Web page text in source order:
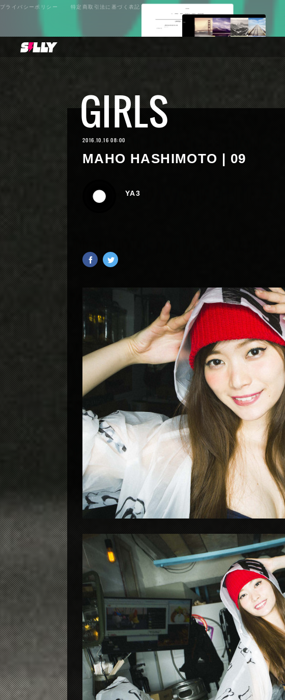
GIRLS
2016.10.16 08:00
MAHO HASHIMOTO | 09
YA3
プライバシーポリシー 特定商取引法に基づく表記